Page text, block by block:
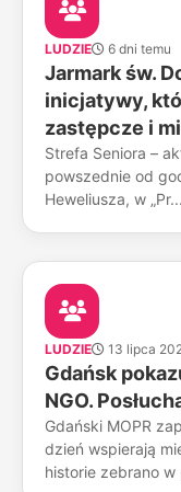
LUDZIE 6 dni temu
Jarmark św.
inicjatywy,
zastępcze i
Strefa Seniora –
powszednie od
Heweliusza, w „Pr...
LUDZIE 13 lipca
Gdańsk
NGO.
Gdański MOPR
dzień wspierają
historie zebrano w